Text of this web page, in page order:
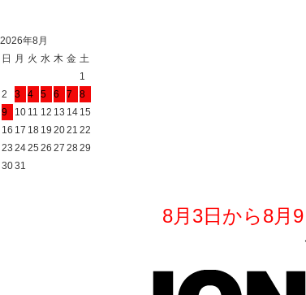
2026年8月
日
月 火 水 木 金 土
1
2
3 4 5 6 7
8
9
10 11 12 13 14 15
16 17 18 19 2021 22
23 2425 26 27 2829
3031
8月3日から8月9